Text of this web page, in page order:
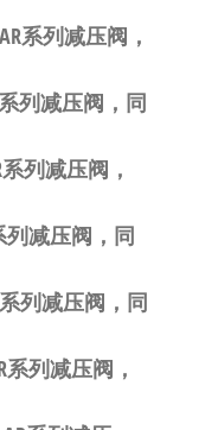
系列减压阀，
系列减压阀，同
列减压阀，
列减压阀，同
列减压阀，同
系列减压阀，